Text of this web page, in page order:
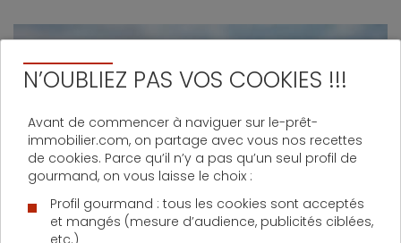
Avec votre agent immobilier, rédigez une annonce
immobilière alléchante pour vos potentiels
N’OUBLIEZ PAS VOS COOKIES !!!
Avant de commencer à naviguer sur le-prêt-
immobilier.com, on partage avec vous nos recettes
de cookies. Parce qu’il n’y a pas qu’un seul profil de
gourmand, on vous laisse le choix :
Profil gourmand : tous les cookies sont acceptés
et mangés (mesure d’audience, publicités ciblées,
etc.)